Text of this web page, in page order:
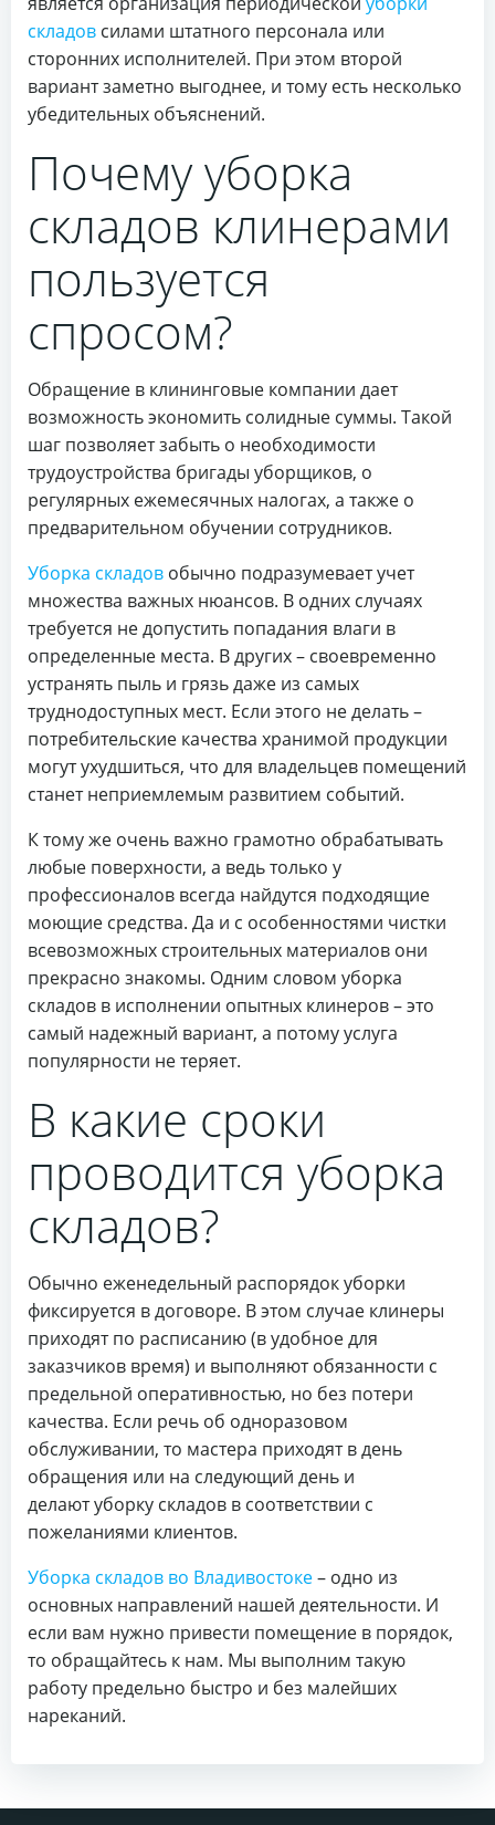
складов силами штатного персонала или
сторонних исполнителей. При этом второй
вариант заметно выгоднее, и тому есть несколько
убедительных объяснений.
Почему уборка
складов клинерами
пользуется
спросом?
Обращение в клининговые компании дает
возможность экономить солидные суммы. Такой
шаг позволяет забыть о необходимости
трудоустройства бригады уборщиков, о
регулярных ежемесячных налогах, а также о
предварительном обучении сотрудников.
Уборка складов обычно подразумевает учет
множества важных нюансов. В одних случаях
требуется не допустить попадания влаги в
определенные места. В других – своевременно
устранять пыль и грязь даже из самых
труднодоступных мест. Если этого не делать –
потребительские качества хранимой продукции
могут ухудшиться, что для владельцев помещений
станет неприемлемым развитием событий.
К тому же очень важно грамотно обрабатывать
любые поверхности, а ведь только у
профессионалов всегда найдутся подходящие
моющие средства. Да и с особенностями чистки
всевозможных строительных материалов они
прекрасно знакомы. Одним словом уборка
складов в исполнении опытных клинеров – это
самый надежный вариант, а потому услуга
популярности не теряет.
В какие сроки
проводится уборка
складов?
Обычно еженедельный распорядок уборки
фиксируется в договоре. В этом случае клинеры
приходят по расписанию (в удобное для
заказчиков время) и выполняют обязанности с
предельной оперативностью, но без потери
качества. Если речь об одноразовом
обслуживании, то мастера приходят в день
обращения или на следующий день и
делают уборку складов в соответствии с
пожеланиями клиентов.
Уборка складов во Владивостоке– одно из
основных направлений нашей деятельности. И
если вам нужно привести помещение в порядок,
то обращайтесь к нам. Мы выполним такую
работу предельно быстро и без малейших
нареканий.